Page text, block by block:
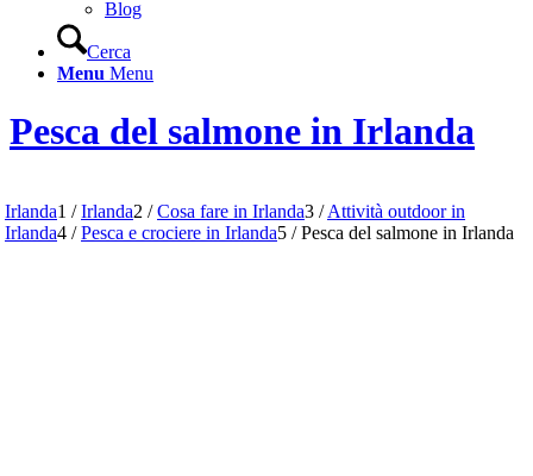
Blog
Cerca
Menu Menu
Pesca del salmone in Irlanda
Irlanda1 / Irlanda2 / Cosa fare in Irlanda3 / Attività outdoor in
Irlanda4 / Pesca e crociere in Irlanda5 / Pesca del salmone in Irlanda